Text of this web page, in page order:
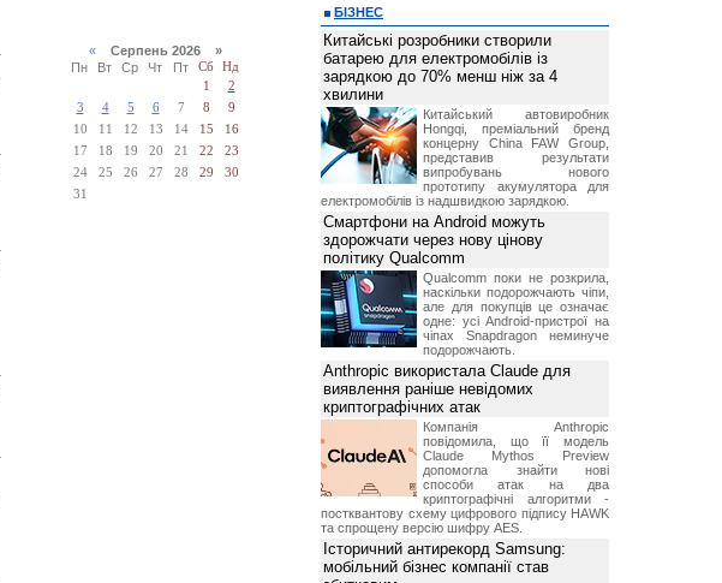
«Серпень 2026 »
Пн
Вт Ср Чт Пт Сб
Нд
1
2
3
4 5 6 7 8
9
10
11 12 13 14 15
16
17
18 19 20 21 22
23
24
25 26 27 28 29
30
31
БІЗНЕС
Китайські розробники створили
батарею для електромобілів із
зарядкою до 70% менш ніж за 4
хвилини
Китайський автовиробник
Hongqi, преміальний бренд
концерну China FAW Group,
представив результати
випробувань нового
прототипу акумулятора для
електромобілів із надшвидкою зарядкою.
Смартфони на Android можуть
здорожчати через нову цінову
політику Qualcomm
Qualcomm поки не розкрила,
наскільки подорожчають чіпи,
але для покупців це означає
одне: усі Android-пристрої на
чіпах Snapdragon неминуче
подорожчають.
Anthropic використала Claude для
виявлення раніше невідомих
криптографічних атак
Компанія Anthropic
повідомила, що її модель
Claude Mythos Preview
допомогла знайти нові
способи атак на два
криптографічні алгоритми -
постквантову схему цифрового підпису HAWK
та спрощену версію шифру AES.
Історичний антирекорд Samsung:
мобільний бізнес компанії став